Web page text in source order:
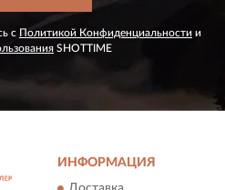
с Политикой Конфиденциальности и
SHOTTIME
ИНФОРМАЦИЯ